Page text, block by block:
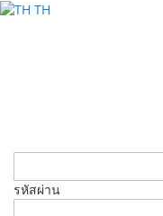
TH
รหัสผ่าน